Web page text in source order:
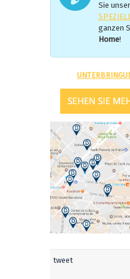
Sie
ganzen
Home!
tweet